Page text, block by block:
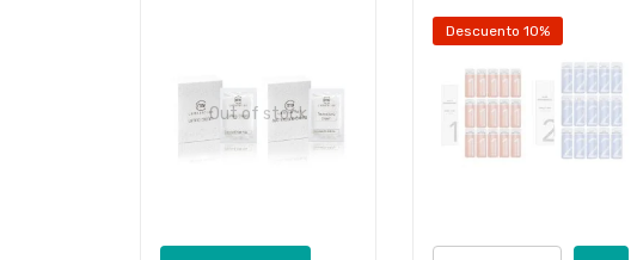
Out of stock
Descuento 10%